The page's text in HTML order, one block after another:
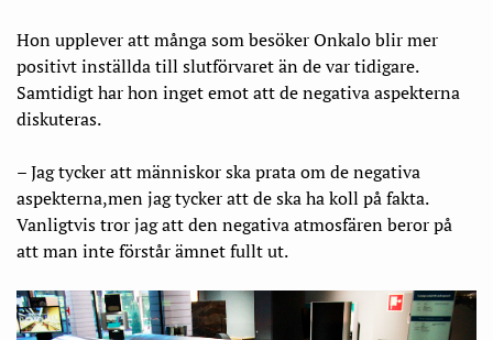
Hon upplever att många som besöker Onkalo blir mer
positivt inställda till slutförvaret än de var tidigare.
Samtidigt har hon inget emot att de negativa aspekterna
diskuteras.
– Jag tycker att människor ska prata om de negativa
aspekterna,men jag tycker att de ska ha koll på fakta.
Vanligtvis tror jag att den negativa atmosfären beror på
att man inte förstår ämnet fullt ut.